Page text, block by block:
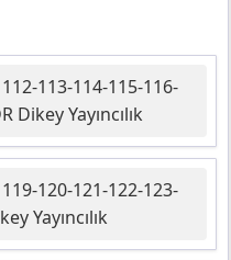
113-114-115-116-
Dikey Yayıncılık
120-121-122-123-
Yayıncılık